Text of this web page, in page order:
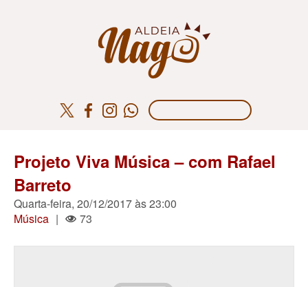
Projeto Viva Música – com Rafael
Barreto
Quarta-feira, 20/12/2017 às 23:00
Música | 73